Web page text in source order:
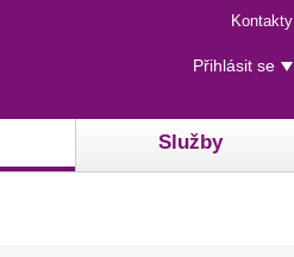
Menu
rychlého
přístupu
Kontakty
Uživatelské
menu
Přihlásit se
Služby